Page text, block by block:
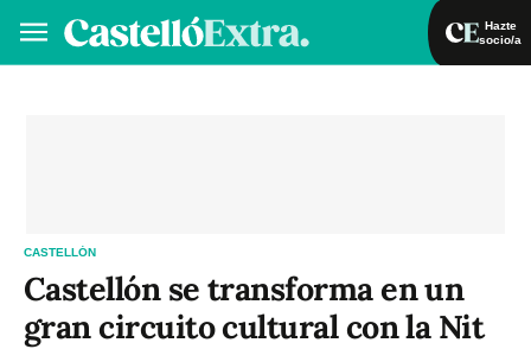
Hazte
socio/a
CASTELLÓN
Castellón se transforma en un
gran circuito cultural con la Nit